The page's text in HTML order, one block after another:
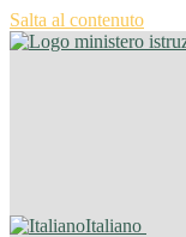
Salta al contenuto
Italiano